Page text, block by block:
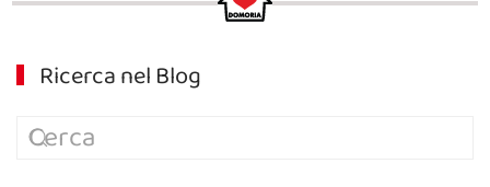
Ricerca nel Blog